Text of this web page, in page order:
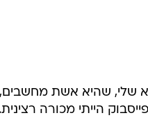
אמא שלי, שהיא אשת
לפני שהגיע מר פייסבוק הייתי